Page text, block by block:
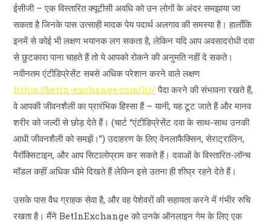
ईसीजी – एक विस्तारित क्यूटीसी अवधि को उन लोगों के अंदर समझाया जा
सकता है जिनके पास उत्साही मादक पेय पदार्थ अलगाव की समस्या है। हालाँकि
इनमें से कोई भी लक्षण भयानक लग सकता है, लेकिन यदि आप अवसादरोधी दवा
से छुटकारा पाना चाहते हैं तो ये आपको रोकने की अनुमति नहीं दे सकते।
नवीनतम एंटीडिप्रेसेंट सबसे अधिक परेशान करने वाले लक्षण
https://betin-exchange.com/hi/पैदा करने की संभावना रखते हैं,
वे आपकी जीवनशैली का प्रारंभिक हिस्सा हैं – यानी, यह टूट जाते हैं और मानव
शरीर को जल्दी से छोड़ देते हैं। (चार्ट “एंटीडिप्रेसेंट दवा के साथ-साथ उनकी
आधी जीवनशैली को समझें।”) उदाहरण के लिए वेनलाफैक्सिन, सेराट्रालिन,
पैरॉक्सिटाइन, और आप सिटालोप्राम कर सकते हैं। दवाओं के विस्तारित-लॉन्च
मॉडल कहीं अधिक धीमे दिखते हैं लेकिन इसे उतना ही शीघ्र रहने देते हैं।
उसके पास वैध ग्राहक सेवा है, और वह पेशेवरों की सहायता करने में गंभीर रुचि
रखता है। मैंने BetInExchange को उनके ऑनलाइन गेम के लिए एक